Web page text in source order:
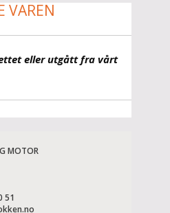
VAREN
eller utgått fra vårt
MOTOR
51